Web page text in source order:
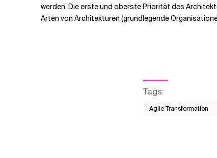
werden. Die erste und oberste Priorität des
Arten von Architekturen (grundlegende
Tags:
Agile Transformation